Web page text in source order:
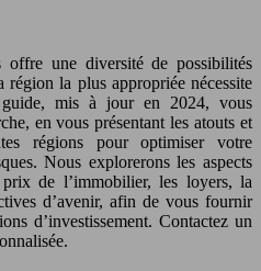
une diversité de possibilités
région la plus appropriée nécessite
mis à jour en 2024, vous
en vous présentant les atouts et
régions pour optimiser votre
Nous explorerons les aspects
de l’immobilier, les loyers, la
d’avenir, afin de vous fournir
d’investissement. Contactez un